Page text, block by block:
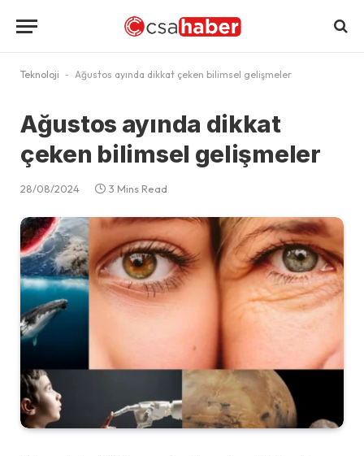
Teknoloji - Ağustos ayında dikkat çeken bilimsel gelişmeler
Ağustos ayında dikkat
çeken bilimsel gelişmeler
28/08/2024 3 Mins Read